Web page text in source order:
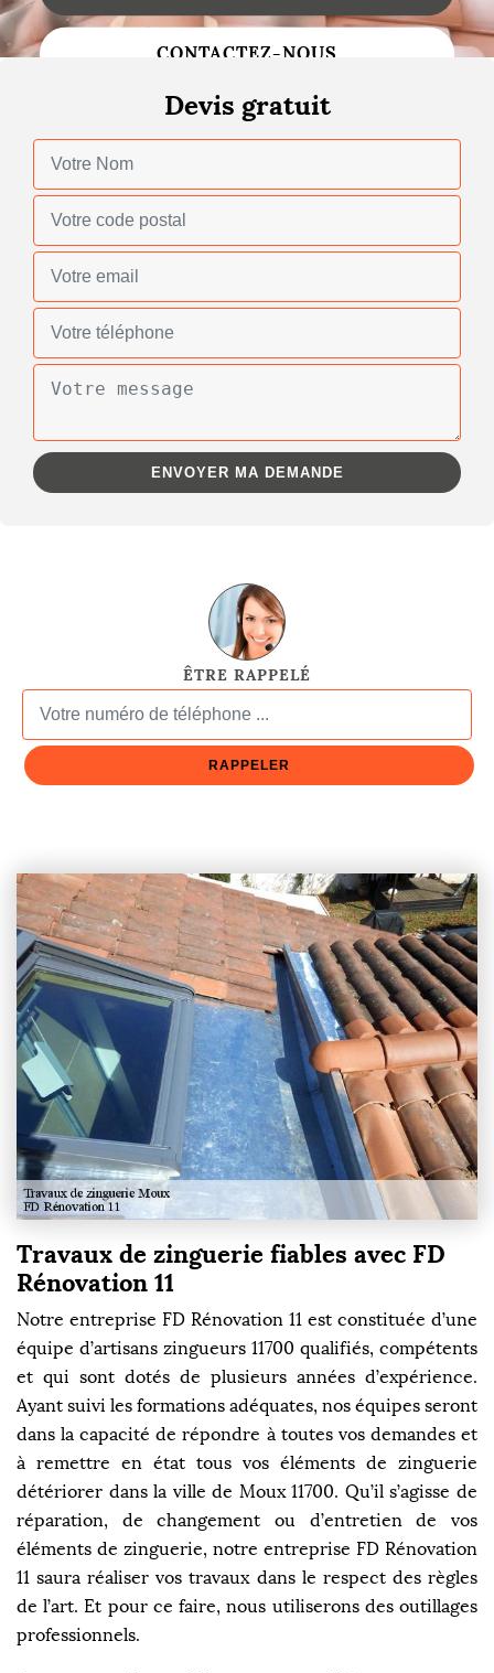
Changement de toiture
Gouttières
Réparation de toiture
CONTACTEZ-NOUS
Devis gratuit
ÊTRE RAPPELÉ
Travaux de zinguerie fiables avec FD
Rénovation 11
Notre entreprise FD Rénovation 11 est constituée d’une
équipe d’artisans zingueurs 11700 qualifiés, compétents
et qui sont dotés de plusieurs années d’expérience.
Ayant suivi les formations adéquates, nos équipes seront
dans la capacité de répondre à toutes vos demandes et
à remettre en état tous vos éléments de zinguerie
détériorer dans la ville de Moux 11700. Qu’il s’agisse de
réparation, de changement ou d’entretien de vos
éléments de zinguerie, notre entreprise FD Rénovation
11 saura réaliser vos travaux dans le respect des règles
de l’art. Et pour ce faire, nous utiliserons des outillages
professionnels.